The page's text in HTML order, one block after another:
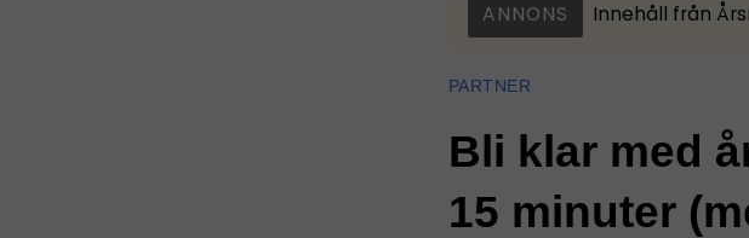
ANNONS Innehåll från
PARTNER
Bli klar med
15 minuter